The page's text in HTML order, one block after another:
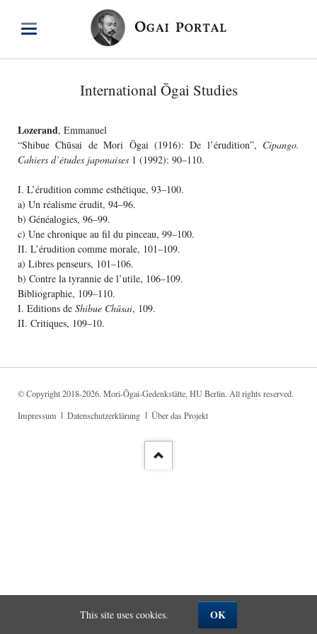
International Ōgai Studies
Lozerand, Emmanuel
“Shibue Chūsai de Mori Ōgai (1916): De l’érudition”, Cipango.
Cahiers d’études japonaises1 (1992): 90–110.
I. L’érudition comme esthétique, 93–100.
a) Un réalisme érudit, 94–96.
b) Généalogies, 96–99.
c) Une chronique au fil du pinceau, 99–100.
II. L’érudition comme morale, 101–109.
a) Libres penseurs, 101–106.
b) Contre la tyrannie de l’utile, 106–109.
Bibliographie, 109–110.
I. Editions de Shibue Chūsai, 109.
II. Critiques, 109–10.
© Copyright 2018-2026. Mori-Ōgai-Gedenkstätte, HU Berlin. All rights reserved.
Skip
Impressum Datenschutzerklärung Über das Projekt
This site uses cookies. OK